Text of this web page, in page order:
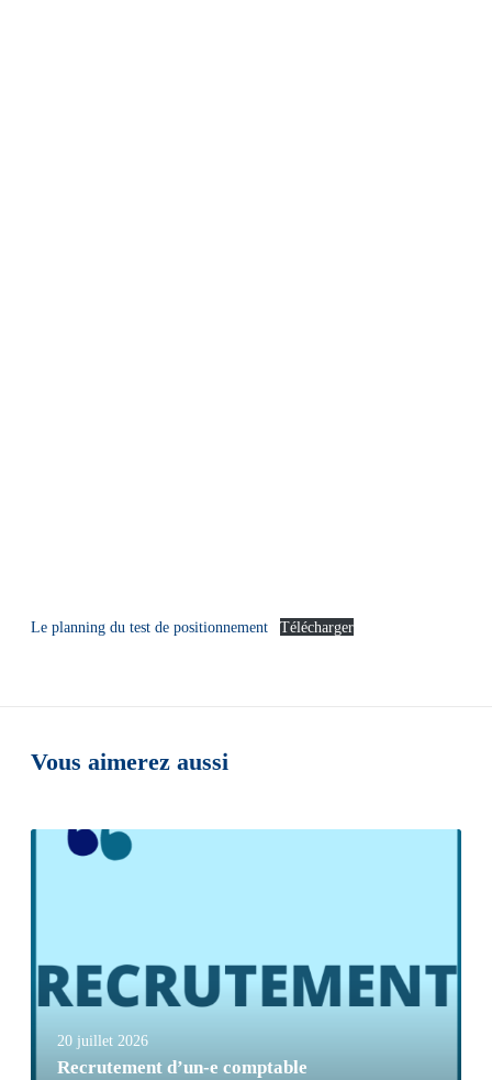
Le planning du test de positionnement Télécharger
Vous aimerez aussi
20 juillet 2026
Recrutement d’un-e comptable